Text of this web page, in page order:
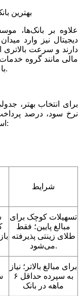
علاوه بر بانک‌ها،
دیجیتال نیز وارد
دارند و سرعت بالاتری
مالی مانند گروه
با پشتوانه دارایی‌ طلا و نقره را فراهم می‌کنند.
برای انتخاب بهتر،
نرخ سود، درصد
است. این جدول بر اساس داده‌های اخیر است:
شرایط
تسهیلات کوچک برای
مبالغ پایین؛ فقط
طلای زینتی پذیرفته
می‌شود.
برای مبالغ بالاتر؛ نیاز
به سپرده حداقل ۶
ماهه در بانک